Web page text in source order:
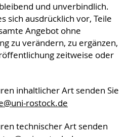
und unverbindlich.
sich ausdrücklich vor, Teile
Angebot ohne
zu verändern, zu ergänzen,
zeitweise oder
inhaltlicher Art senden Sie
@uni-rostock.de
technischer Art senden